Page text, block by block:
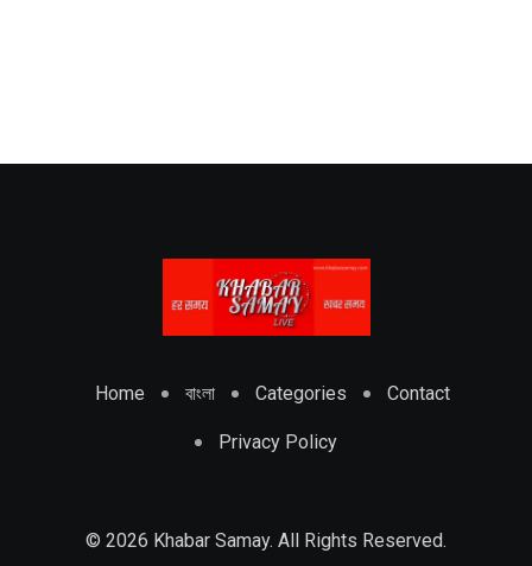
Home বাংলা Categories Contact
Privacy Policy
© 2026 Khabar Samay. All Rights Reserved.